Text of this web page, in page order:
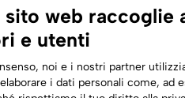
sito web raccoglie
e utenti
noi e i nostri partner
i dati personali come, ad